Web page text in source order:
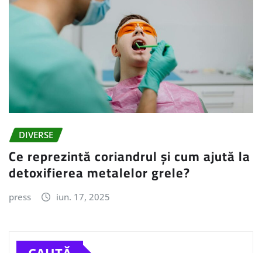
DIVERSE
Ce reprezintă coriandrul și cum ajută la
detoxifierea metalelor grele?
press iun. 17, 2025